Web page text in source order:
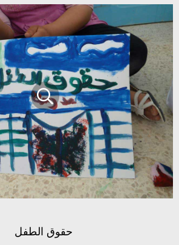
حقوق الطفل